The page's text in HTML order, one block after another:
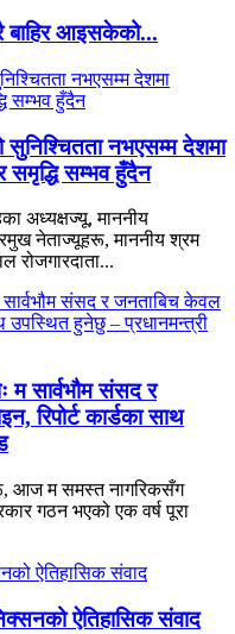
आइसकेको...
सुनिश्चितता नभएसम्म देशमा
समृद्धि सम्भव हुँदैन
अध्यक्षज्यू, माननीय
नेताज्यूहरू, माननीय श्रम
रोजगारदाता...
म सार्वभौम संसद र
रिपोर्ट कार्डका साथ
आज म समस्त नागरिकसँग
गठन भएको एक वर्ष पूरा
ऐतिहासिक संवाद